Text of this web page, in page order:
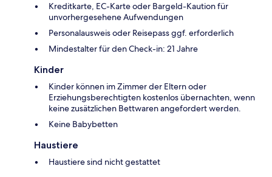
Kreditkarte, EC-Karte oder Bargeld-Kaution für
unvorhergesehene Aufwendungen
Personalausweis oder Reisepass ggf. erforderlich
Mindestalter für den Check-in: 21 Jahre
Kinder
Kinder können im Zimmer der Eltern oder
Erziehungsberechtigten kostenlos übernachten, wenn
keine zusätzlichen Bettwaren angefordert werden.
Keine Babybetten
Haustiere
Haustiere sind nicht gestattet